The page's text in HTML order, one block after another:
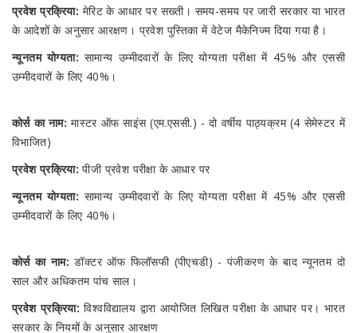
प्रवेश प्रक्रिया: मेरिट के आधार पर सख्ती। समय-समय पर जारी सरकार या भारत
के आदेशों के अनुसार आरक्षण। प्रवेश पुस्तिका में वेटेज मैकेनिज्म दिया गया है।
न्यूनतम योग्यता: सामान्य उम्मीदवारों के लिए योग्यता परीक्षा में 45% और एससी
उम्मीदवारों के लिए 40%।
कोर्स का नाम: मास्टर ऑफ साइंस (एम.एससी.) - दो वर्षीय पाठ्यक्रम (4 सेमेस्टर में
विभाजित)
प्रवेश प्रक्रिया: पीजी प्रवेश परीक्षा के आधार पर
न्यूनतम योग्यता: सामान्य उम्मीदवारों के लिए योग्यता परीक्षा में 45% और एससी
उम्मीदवारों के लिए 40%।
कोर्स का नाम: डॉक्टर ऑफ फिलॉसफी (पीएचडी) - पंजीकरण के बाद न्यूनतम दो
साल और अधिकतम पांच साल।
प्रवेश प्रक्रिया: विश्वविद्यालय द्वारा आयोजित लिखित परीक्षा के आधार पर। भारत
सरकार के नियमों के अनुसार आरक्षण